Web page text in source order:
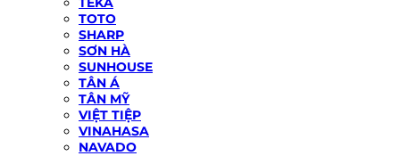
TOTO
SHARP
SƠN HÀ
SUNHOUSE
TÂN Á
TÂN MỸ
VIỆT TIỆP
VINAHASA
NAVADO